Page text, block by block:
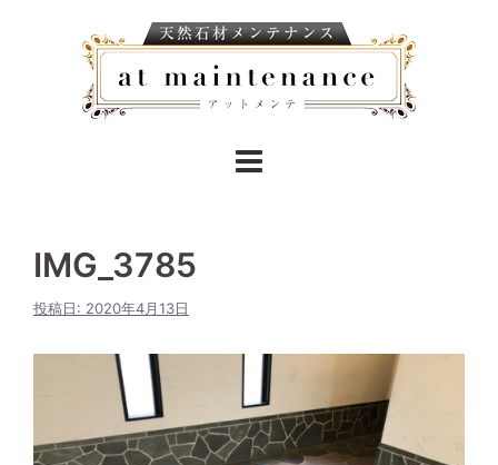
IMG_3785
投稿日: 2020年4月13日